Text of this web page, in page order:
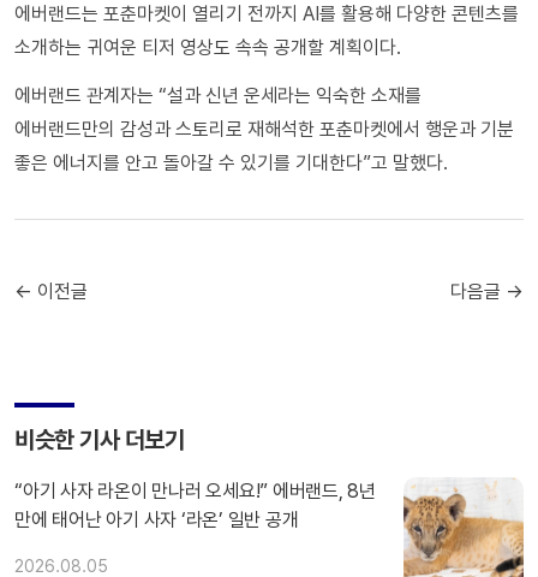
에버랜드는 포춘마켓이 열리기 전까지 AI를 활용해 다양한 콘텐츠를
소개하는 귀여운 티저 영상도 속속 공개할 계획이다.
에버랜드 관계자는 “설과 신년 운세라는 익숙한 소재를
에버랜드만의 감성과 스토리로 재해석한 포춘마켓에서 행운과 기분
좋은 에너지를 안고 돌아갈 수 있기를 기대한다”고 말했다.
← 이전글 다음글 →
비슷한 기사 더보기
“아기 사자 라온이 만나러 오세요!” 에버랜드, 8년
만에 태어난 아기 사자 ‘라온’ 일반 공개
2026.08.05